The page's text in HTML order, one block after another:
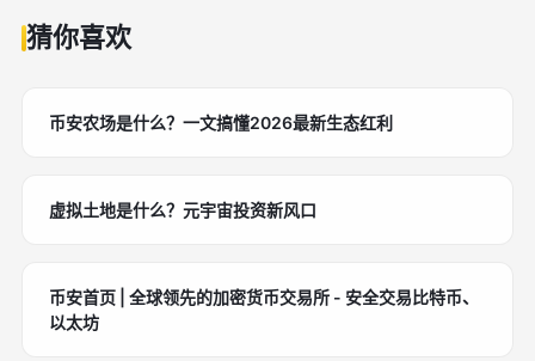
猜你喜欢
币安农场是什么？一文搞懂2026最新生态红利
虚拟土地是什么？元宇宙投资新风口
币安首页 | 全球领先的加密货币交易所 - 安全交易比特币、
以太坊